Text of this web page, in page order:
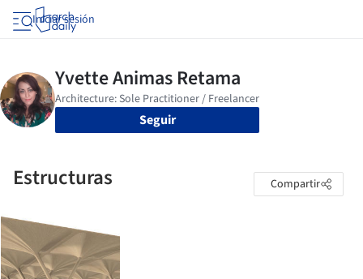
Iniciar sesión
Seguir
Estructuras Compartir